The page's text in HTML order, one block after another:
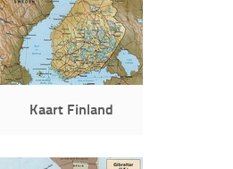
Kaart Finland